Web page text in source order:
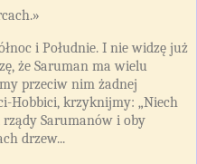
i Południe. I nie widzę już
że Saruman ma wielu
przeciw nim żadnej
Hobbici, krzyknijmy: „Niech
Sarumanów i oby
drzew...